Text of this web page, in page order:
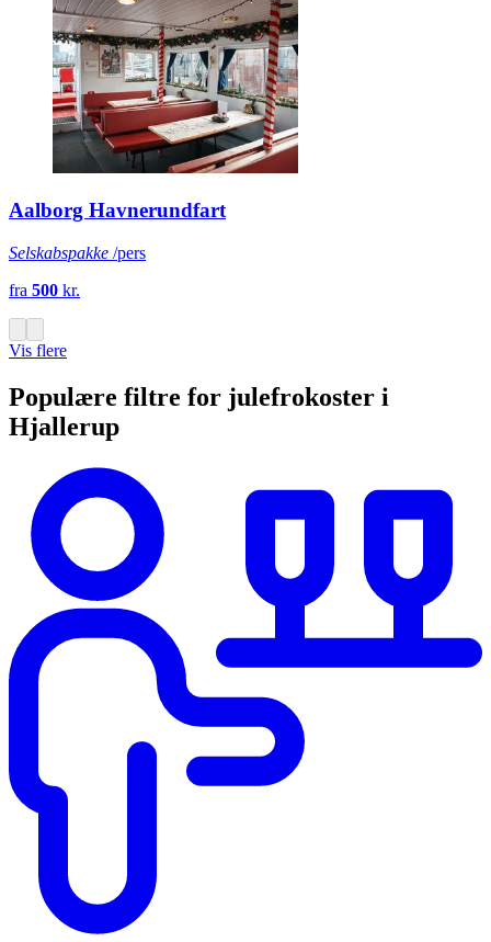
Aalborg Havnerundfart
Selskabspakke /pers
fra 500 kr.
Vis flere
Populære filtre for julefrokoster i
Hjallerup